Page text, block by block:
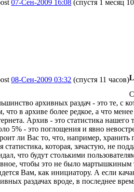
07-Сен-2009 16:08 (спустя 1 месяц
08-Сен-2009 03:32 (спустя 11 часов)
архивных раздач - это те, с
что в архиве более редкое, а что
Архив - это статистика нашего
5% - это поглощения и явно
ли Вас то, что, например, хранить
статистика, которая, зачастую, не
что будут столькими
чтобы это не было мартышкиным
Вам, как инициатору. А если
раздачах вроде, в последнее